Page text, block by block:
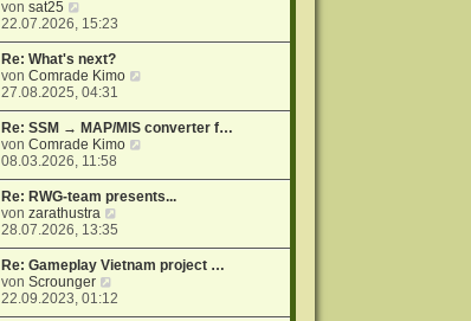
g
t
e
r
B
e
t
r
a
vonsat25
e
u
e
s
t
r
B
e
r
a
g
22.07.2026, 15:23
Re: What's next?
vonComrade Kimo
u
e
r
r
27.08.2025, 04:31
Re: SSM → MAP/MIS converter f…
vonComrade Kimo
u
e
r
08.03.2026, 11:58
Re: RWG-team presents...
vonzarathustra
u
e
28.07.2026, 13:35
Re: Gameplay Vietnam project …
vonScrounger
e
u
22.09.2023, 01:12